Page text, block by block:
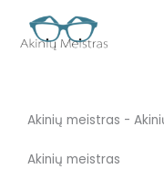
turinio
Akinių meistras -
Akinių meistras